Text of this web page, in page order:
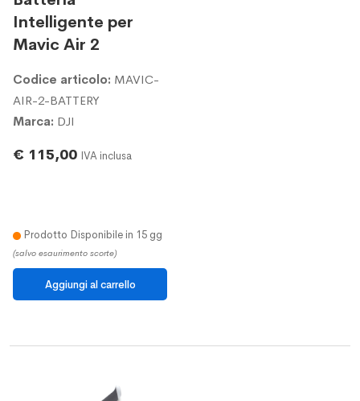
Intelligente per
Mavic Air 2
Codice articolo: MAVIC-
AIR-2-BATTERY
Marca: DJI
€ 115,00 IVA inclusa
Prodotto Disponibile in 15 gg
(salvo esaurimento scorte)